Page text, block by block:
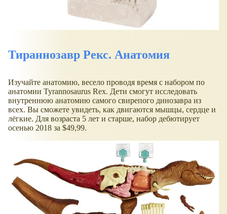
Тираннозавр Рекс. Анатомия
Изучайте анатомию, весело проводя время с набором по
анатомии Tyrannosaurus Rex. Дети смогут исследовать
внутреннюю анатомию самого свирепого динозавра из
всех. Вы сможете увидеть, как двигаются мышцы, сердце и
лёгкие. Для возраста 5 лет и старше, набор дебютирует
осенью 2018 за $49,99.